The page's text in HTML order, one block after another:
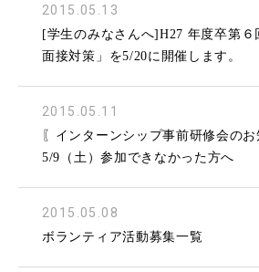
2015.05.13
[学生のみなさんへ]H27 年度卒第６
面接対策」を5/20に開催します。
2015.05.11
〖インターンシップ事前研修会のお
5/9（土）参加できなかった方へ
2015.05.08
ボランティア活動募集一覧